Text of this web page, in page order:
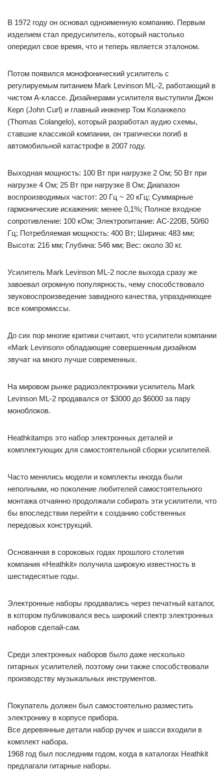
В 1972 году он основал одноименную компанию. Первым
изделием стал предусилитель, который настолько
опередил свое время, что и теперь является эталоном.
Потом появился монофонический усилитель с
регулируемым питанием Mark Levinson ML-2, работающий в
чистом A-классе. Дизайнерами усилителя выступили Джон
Керл (John Curl) и главный инженер Том Коланжело
(Thomas Colangelo), который разработал аудио схемы,
ставшие классикой компании, он трагически погиб в
автомобильной катастрофе в 2007 году.
Выходная мощность: 100 Вт при нагрузке 2 Ом; 50 Вт при
нагрузке 4 Ом; 25 Вт при нагрузке 8 Ом; Диапазон
воспроизводимых частот: 20 Гц ~ 20 кГц; Суммарные
гармонические искажения: менее 0,1%; Полное входное
сопротивление: 100 кОм; Электропитание: AC-220В, 50/60
Гц; Потребляемая мощность: 400 Вт; Ширина: 483 мм;
Высота: 216 мм; Глубина: 546 мм; Вес: около 30 кг.
Усилитель Mark Levinson ML-2 после выхода сразу же
завоевал огромную популярность, чему способствовало
звуковоспроизведение завидного качества, упраздняющее
все компромиссы.
До сих пор многие критики считают, что усилители компании
«Mark Levinson» обладающие совершенным дизайном
звучат на много лучше современных.
На мировом рынке радиоэлектроники усилитель Mark
Levinson ML-2 продавался от $3000 до $6000 за пару
моноблоков.
Heathkitamps это набор электронных деталей и
комплектующих для самостоятельной сборки усилителей.
Часто менялись модели и комплекты иногда были
неполными, но поколение любителей самостоятельного
монтажа отчаянно продолжали собирать эти усилители, что
бы впоследствии перейти к созданию собственных
передовых конструкций.
Основанная в сороковых годах прошлого столетия
компания «Heathkit» получила широкую известность в
шестидесятые годы.
Электронные наборы продавались через печатный каталог,
в котором публиковался весь широкий спектр электронных
наборов сделай-сам.
Среди электронных наборов было даже несколько
гитарных усилителей, поэтому они также способствовали
производству музыкальных инструментов.
Покупатель должен был самостоятельно разместить
электронику в корпусе прибора.
Все деревянные детали набор ручек и шасси входили в
комплект набора.
1968 год был последним годом, когда в каталогах Heathkit
предлагали гитарные наборы.